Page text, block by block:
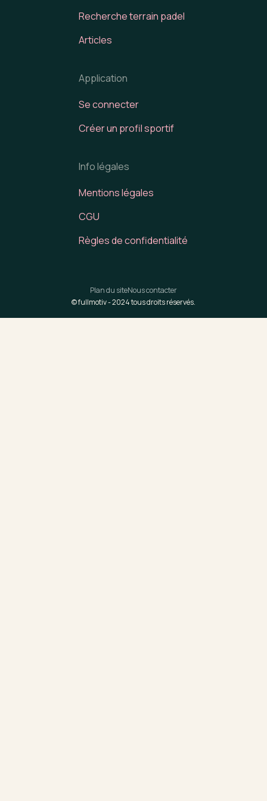
Recherche terrain padel
Articles
Application
Se connecter
Créer un profil sportif
Info légales
Mentions légales
CGU
Règles de confidentialité
© fullmotiv -2024tous droits réservés.
Plan du siteNous contacter